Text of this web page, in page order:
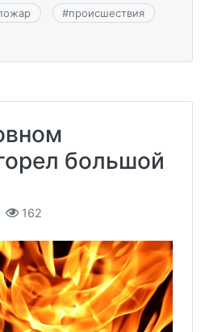
#происшествия
большой
162